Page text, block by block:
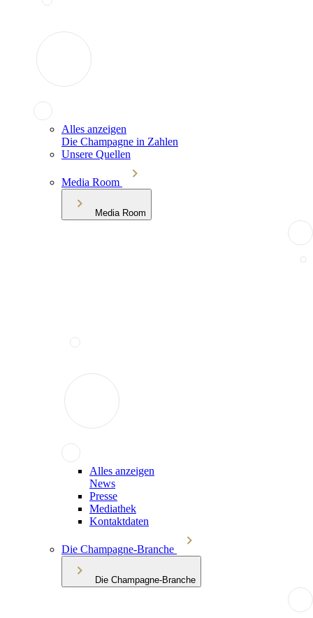
Alles anzeigen
Die Champagne in Zahlen
Unsere Quellen
Media Room
Media Room
Alles anzeigen
News
Presse
Mediathek
Kontaktdaten
Die Champagne-Branche
Die Champagne-Branche